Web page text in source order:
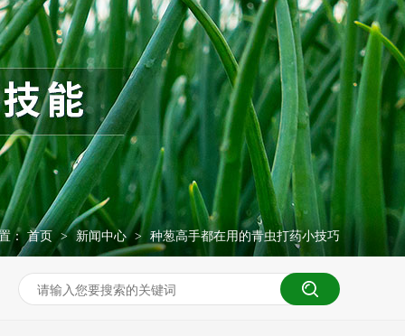
： 首页 > 新闻中心 > 种葱高手都在用的青虫打药小技巧